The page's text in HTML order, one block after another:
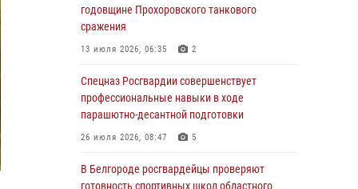
в новой музейной экспозиции белгородского
музея‑диорамы «Курская битва.
Белгородское направление»
В Белгороде росгвардейцы проверяют
готовность спортивных школ областного
центра к новому учебному году
Росгвардия обеспечила общественную
годовщине Прохоровского танкового
сражения
13 июля 2026, 06:35 2
Спецназ Росгвардии совершенствует
профессиональные навыки в ходе
парашютно-десантной подготовки
26 июля 2026, 08:47 5
В Белгороде росгвардейцы проверяют
готовность спортивных школ областного